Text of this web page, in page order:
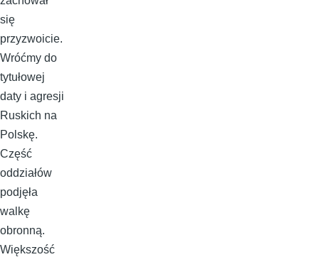
się
przyzwoicie.
Wróćmy do
tytułowej
daty i agresji
Ruskich na
Polskę.
Część
oddziałów
podjęła
walkę
obronną.
Większość